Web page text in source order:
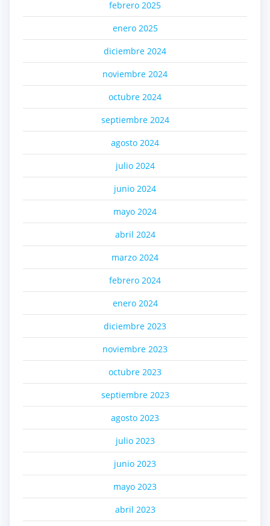
febrero 2025
enero 2025
diciembre 2024
noviembre 2024
octubre 2024
septiembre 2024
agosto 2024
julio 2024
junio 2024
mayo 2024
abril 2024
marzo 2024
febrero 2024
enero 2024
diciembre 2023
noviembre 2023
octubre 2023
septiembre 2023
agosto 2023
julio 2023
junio 2023
mayo 2023
abril 2023